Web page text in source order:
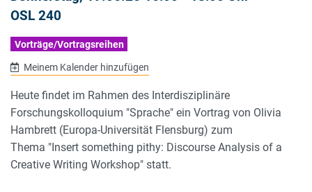
OSL 240
Vorträge/Vortragsreihen
Meinem Kalender hinzufügen
Heute findet im Rahmen des Interdisziplinäre
Forschungskolloquium "Sprache" ein Vortrag von Olivia
Hambrett (Europa-Universität Flensburg) zum
Thema "Insert something pithy: Discourse Analysis of a
Creative Writing Workshop" statt.